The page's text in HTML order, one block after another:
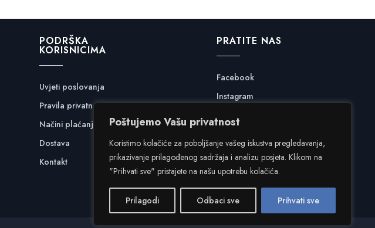
Poštujemo Vašu privatnost
Koristimo kolačiće za poboljšanje vašeg iskustva pregledavanja,
prikazivanje prilagođenog sadržaja i analizu posjeta. Klikom na
"Prihvati sve" pristajete na našu upotrebu kolačića.
Prilagodi Odbaci sve Prihvati sve
PODRŠKA
KORISNICIMA
Uvjeti poslovanja
Pravila privatnosti
Načini plaćanja
Dostava
Kontakt
PRATITE NAS
Facebook
Instagram